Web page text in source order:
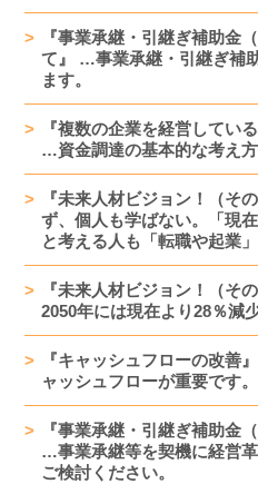
『事業承継・引継ぎ補助金
て』 …事業承継・引継ぎ補
ます。
『複数の企業を経営してい
…資金調達の基本的な考え方
『未来人材ビジョン！（そ
ず、個人も学ばない。「現
と考える人も「転職や起業
『未来人材ビジョン！（そ
2050年には現在より28％減
『キャッシュフローの改善
ャッシュフローが重要です。
『事業承継・引継ぎ補助金
…事業承継等を契機に経営
ご検討ください。